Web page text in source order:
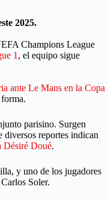
2025.
Champions League
1 , el equipo sigue
ante Le Mans en la Copa
parisino. Surgen
diversos reportes indican
Désiré Doué.
y uno de los jugadores
Soler.